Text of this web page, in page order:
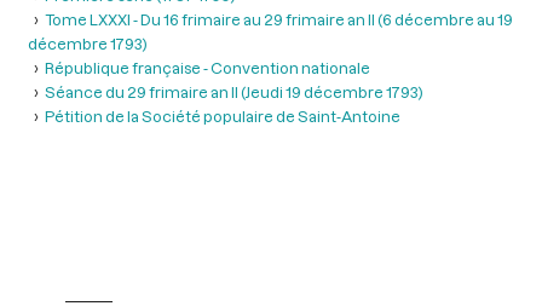
Tome LXXXI - Du 16 frimaire au 29 frimaire an II (6 décembre au 19
décembre 1793)
République française - Convention nationale
Séance du 29 frimaire an II (Jeudi 19 décembre 1793)
Pétition de la Société populaire de Saint-Antoine